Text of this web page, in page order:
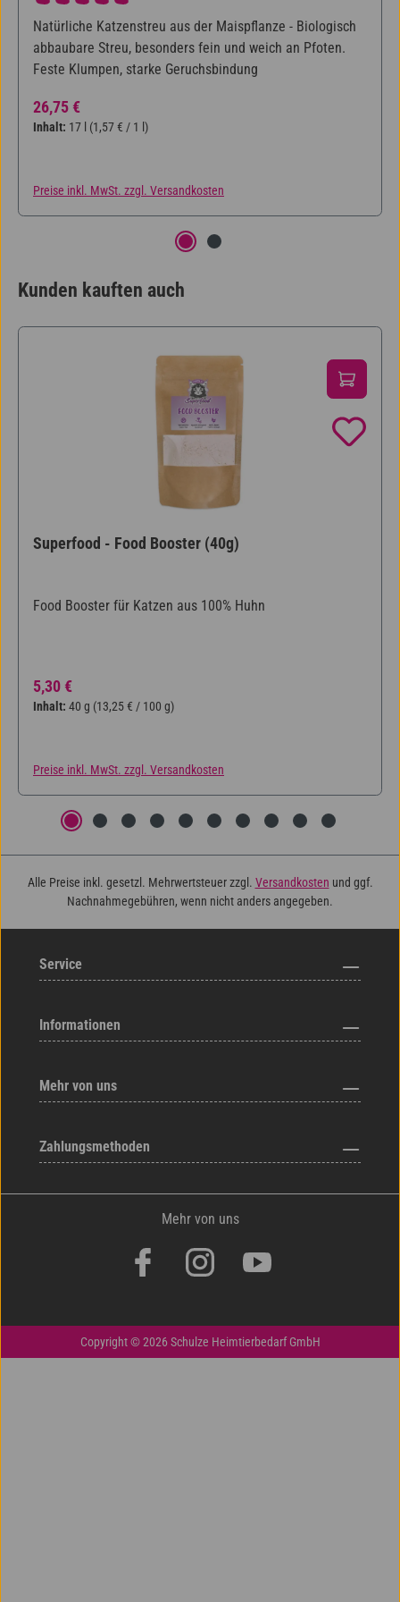
Durchschnittliche Bewertung von 5 von 5 Sternen
Natürliche Katzenstreu aus der Maispflanze - Biologisch
abbaubare Streu, besonders fein und weich an Pfoten.
Feste Klumpen, starke Geruchsbindung
Regulärer Preis:
26,75 €
Inhalt: 17 l (1,57 € / 1 l)
Preise inkl. MwSt. zzgl. Versandkosten
Kunden kauften auch
Superfood - Food Booster (40g)
Food Booster für Katzen aus 100% Huhn
Regulärer Preis:
5,30 €
Inhalt: 40 g (13,25 € / 100 g)
Preise inkl. MwSt. zzgl. Versandkosten
Alle Preise inkl. gesetzl. Mehrwertsteuer zzgl. Versandkosten und ggf.
Nachnahmegebühren, wenn nicht anders angegeben.
Service
Informationen
Mehr von uns
Zahlungsmethoden
Mehr von uns
Copyright © 2026 Schulze Heimtierbedarf GmbH